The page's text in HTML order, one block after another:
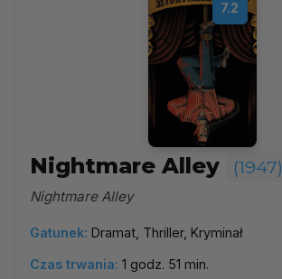
7.2
Nightmare Alley (1947)
Nightmare Alley
Gatunek: Dramat, Thriller, Kryminał
Czas trwania: 1 godz. 51 min.